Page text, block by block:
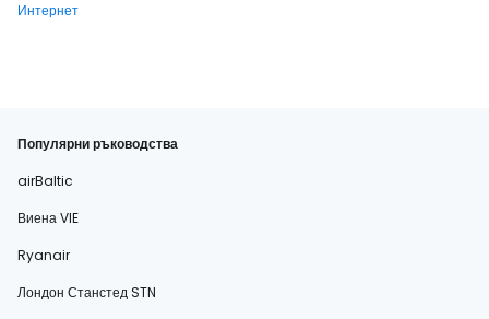
Интернет
Популярни ръководства
airBaltic
Виена VIE
Ryanair
Лондон Станстед STN